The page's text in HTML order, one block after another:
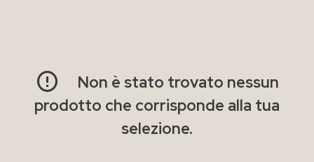
Non è stato trovato nessun
prodotto che corrisponde alla tua
selezione.